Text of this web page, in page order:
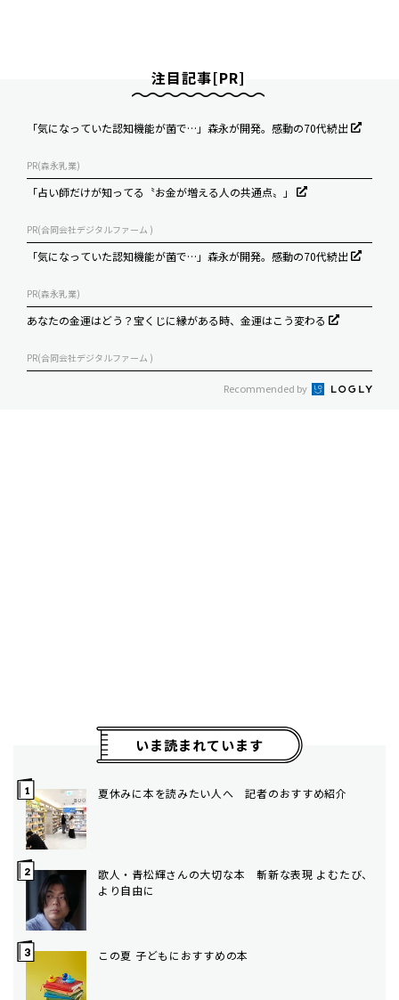
注目記事[PR]
「気になっていた認知機能が菌で…」森永が開発。感動の70代続出
PR(森永乳業)
「占い師だけが知ってる〝お金が増える人の共通点〟」
PR(合同会社デジタルファーム )
「気になっていた認知機能が菌で…」森永が開発。感動の70代続出
PR(森永乳業)
あなたの金運はどう？宝くじに縁がある時、金運はこう変わる
PR(合同会社デジタルファーム )
Recommended by
いま読まれています
夏休みに本を読みたい人へ 記者のおすすめ紹介
歌人・青松輝さんの大切な本 斬新な表現 よむたび、
より自由に
この夏 子どもにおすすめの本